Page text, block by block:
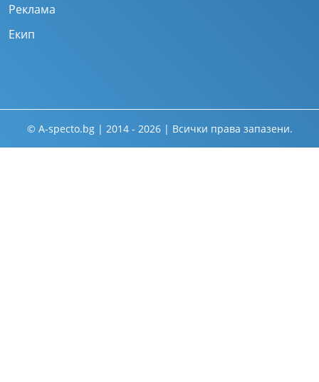
Реклама
Екип
© A-specto.bg | 2014 - 2026 | Всички права запазени.